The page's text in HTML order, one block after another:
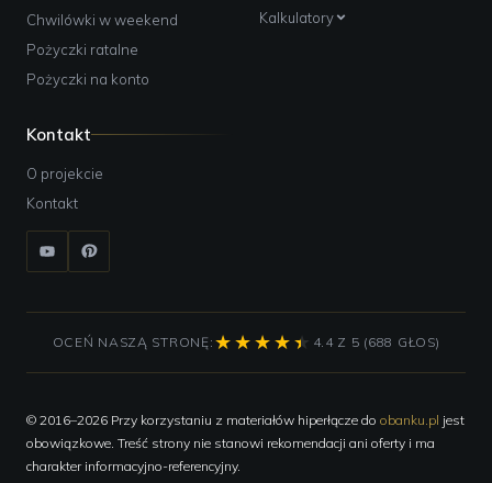
Chwilówki w weekend
Pożyczki ratalne
Pożyczki na konto
Kalkulatory
Kontakt
O projekcie
Kontakt
OCEŃ NASZĄ STRONĘ: 4.4 Z 5 (688 GŁOS)
© 2016–2026 Przy korzystaniu z materiałów hiperłącze do obanku.pl jest
obowiązkowe. Treść strony nie stanowi rekomendacji ani oferty i ma
charakter informacyjno-referencyjny.